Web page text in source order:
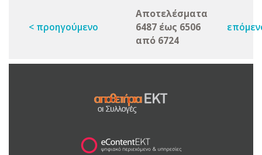
< προηγούμενο
Αποτελέσματα
6487 έως 6506
από 6724